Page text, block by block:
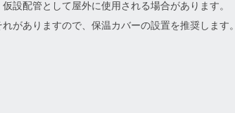
設配管として屋外に使用される場合があります。
がありますので、保温カバーの設置を推奨します。